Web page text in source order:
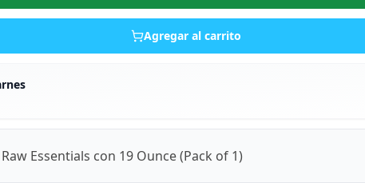
Agregar al carrito
Essentials con 19 Ounce (Pack of 1)